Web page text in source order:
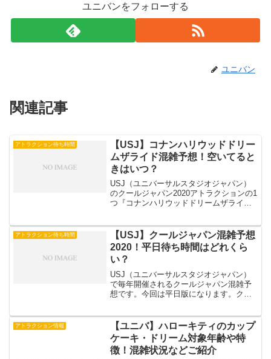
ユニバンをフォローする
ユニバン
関連記事
アトラクション待ち時間
【USJ】コナンハリウッドドリー
ムザライド混雑予想！空いてると
きはいつ？
USJ（ユニバーサルスタジオジャパン）
のクールジャパン2020アトラクションの1
つ『コナンハリウッドドリームザライ
ね。さてその中でもコナンハリウッドド
リームザライドは特...
アトラクション待ち時間
【USJ】クールジャパン混雑予想
2020！平日待ち時間はどれくら
い？
USJ（ユニバーサルスタジオジャパン）
で毎年開催されるクールジャパン混雑予
想です。今回は平日版になります。クー
か？についてご紹介していこうと思いま
す。【USJ...
アトラクション情報
【ユニバ】ハローキティのカップ
ケーキ・ドリーム対象年齢や特
徴！混雑状況などご紹介